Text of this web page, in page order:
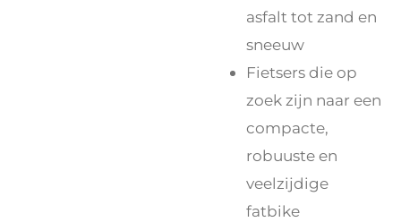
asfalt tot zand en
sneeuw
Fietsers die op
zoek zijn naar een
compacte,
robuuste en
veelzijdige
fatbike